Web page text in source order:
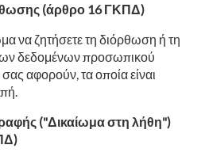
(άρθρο 16 ΓΚΠΔ)
να ζητήσετε τη διόρθωση ή τη
δεδομένων προσωπικού
αφορούν, τα οποία είναι
("Δικαίωμα στη λήθη")